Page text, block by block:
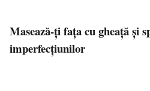
Masează-ți fața cu gheață și
imperfecțiunilor